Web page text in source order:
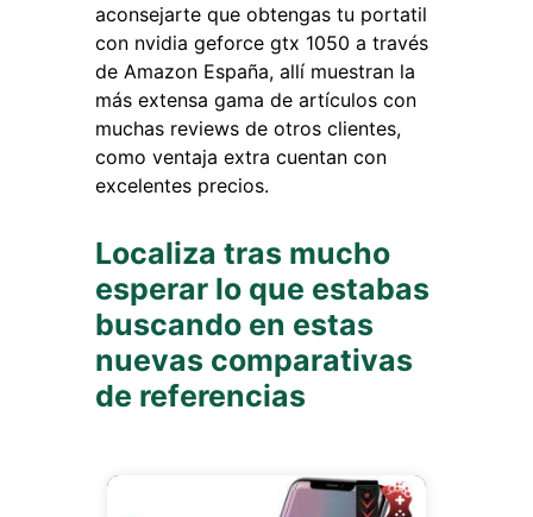
aconsejarte que obtengas tu portatil
con nvidia geforce gtx 1050 a través
de Amazon España, allí muestran la
más extensa gama de artículos con
muchas reviews de otros clientes,
como ventaja extra cuentan con
excelentes precios.
Localiza tras mucho
esperar lo que estabas
buscando en estas
nuevas comparativas
de referencias